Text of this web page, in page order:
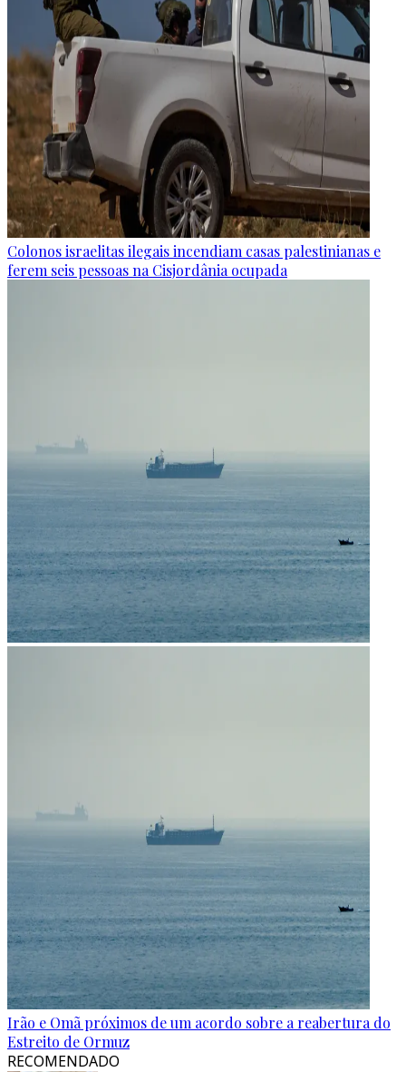
Colonos israelitas ilegais incendiam casas palestinianas e
ferem seis pessoas na Cisjordânia ocupada
Irão e Omã próximos de um acordo sobre a reabertura do
Estreito de Ormuz
RECOMENDADO